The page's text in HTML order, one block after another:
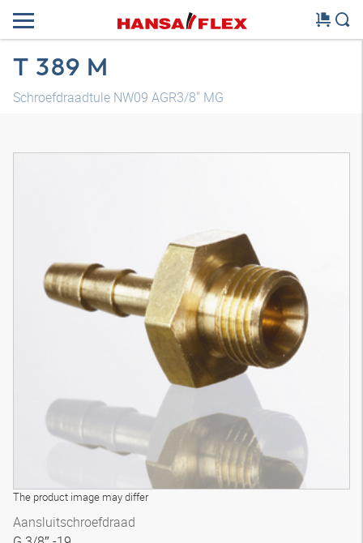
T 389 M
Schroefdraadtule NW09 AGR3/8" MG
The product image may differ
Aansluitschroefdraad